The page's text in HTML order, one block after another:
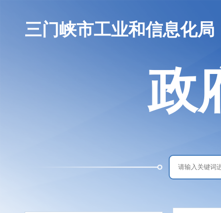
三门峡市工业和信息化局
政